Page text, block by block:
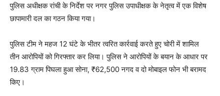
पुलिस अधीक्षक रांची के निर्देश पर नगर पुलिस उपाधीक्षक के नेतृत्व में एक विशेष
छापामारी दल का गठन किया गया।
पुलिस टीम ने महज 12 घंटे के भीतर त्वरित कार्रवाई करते हुए चोरी में शामिल
तीन आरोपियों को गिरफ्तार कर लिया। पुलिस ने आरोपियों के बयान के आधार पर
19.83 ग्राम पिघला हुआ सोना, ₹62,500 नगद व दो मोबाइल फोन भी बरामद
किए।